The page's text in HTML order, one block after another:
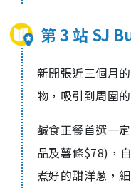
第 3 站 SJ
新開張近三個月
物，吸引到周圍
鹹食正餐首選一
品及薯條$78)，
煮好的甜洋蔥，